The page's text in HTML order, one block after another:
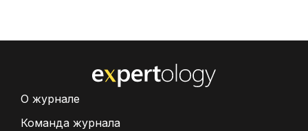
О журнале
Команда журнала